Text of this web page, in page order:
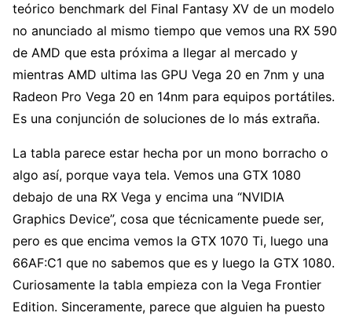
teórico benchmark del Final Fantasy XV de un modelo
no anunciado al mismo tiempo que vemos una RX 590
de AMD que esta próxima a llegar al mercado y
mientras AMD ultima las GPU Vega 20 en 7nm y una
Radeon Pro Vega 20 en 14nm para equipos portátiles.
Es una conjunción de soluciones de lo más extraña.
La tabla parece estar hecha por un mono borracho o
algo así, porque vaya tela. Vemos una GTX 1080
debajo de una RX Vega y encima una “NVIDIA
Graphics Device”, cosa que técnicamente puede ser,
pero es que encima vemos la GTX 1070 Ti, luego una
66AF:C1 que no sabemos que es y luego la GTX 1080.
Curiosamente la tabla empieza con la Vega Frontier
Edition. Sinceramente, parece que alguien ha puesto